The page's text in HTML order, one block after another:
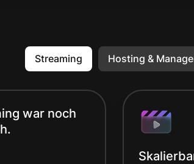
Streaming Hosting &
war noch